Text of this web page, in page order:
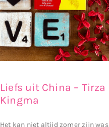
Liefs uit China – Tirza
Kingma
Het kan niet altijd zomer zijn was